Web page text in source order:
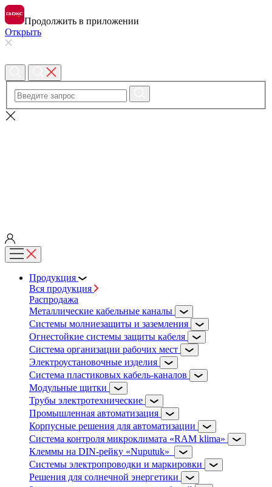
Продолжить в приложении
Открыть
Продукция
Вся продукция
Распродажа
Металлические кабельные каналы
Системы молниезащиты и заземления
Огнестойкие системы защиты кабеля
Система организации рабочих мест
Электроустановочные изделия
Система пластиковых кабель-каналов
Модульные щитки
Трубы электротехнические
Промышленная автоматизация
Корпусные решения для автоматизации
Система контроля микроклимата «RAM klima»
Клеммы на DIN-рейку «Nuputuk»
Системы электропроводки и маркировки
Решения для солнечной энергетики